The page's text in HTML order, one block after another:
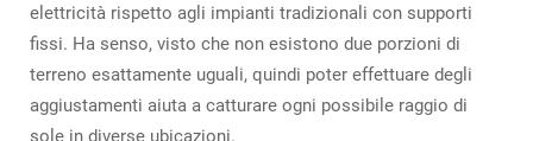
elettricità rispetto agli impianti tradizionali con supporti
fissi. Ha senso, visto che non esistono due porzioni di
terreno esattamente uguali, quindi poter effettuare degli
aggiustamenti aiuta a catturare ogni possibile raggio di
sole in diverse ubicazioni.